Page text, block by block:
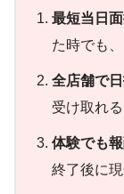
最短当日
た時でも
全店舗で
受け取れる
体験でも
終了後に